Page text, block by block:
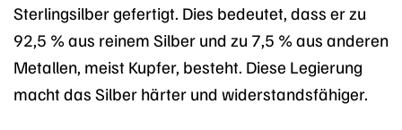
Sterlingsilber gefertigt. Dies bedeutet, dass er zu
92,5 % aus reinem Silber und zu 7,5 % aus anderen
Metallen, meist Kupfer, besteht. Diese Legierung
macht das Silber härter und widerstandsfähiger.